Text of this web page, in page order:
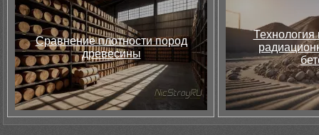
Сравнение плотности пород
древесины
Технология